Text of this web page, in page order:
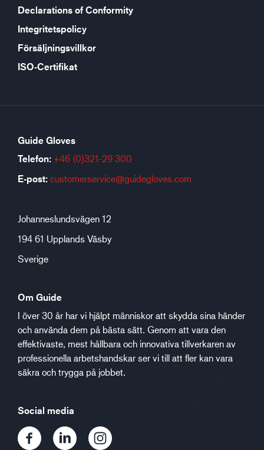
Declarations of Conformity
Integritetspolicy
Försäljningsvillkor
ISO-Certifikat
Guide Gloves
Telefon: +46 (0)321-29 300
E-post: customerservice@guidegloves.com
Johanneslundsvägen 12
194 61 Upplands Väsby
Sverige
Om Guide
I över 30 år har vi hjälpt människor att skydda sina händer
och använda dem på bästa sätt. Genom att vara den
effektivaste, mest hållbara och innovativa tillverkaren av
professionella arbetshandskar ser vi till att fler kan vara
säkra och trygga på jobbet.
Social media